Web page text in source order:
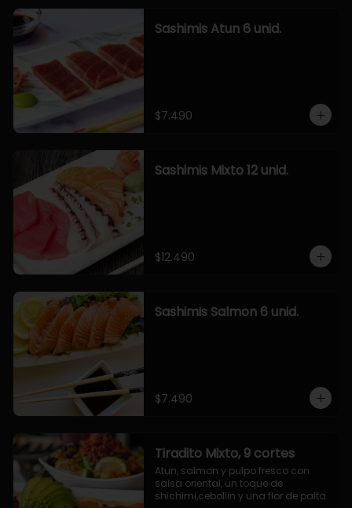
Sashimis Atun 6 unid.
$7.490
Sashimis Mixto 12 unid.
$12.490
Sashimis Salmon 6 unid.
$7.490
Tiradito Mixto, 9 cortes
Atun, salmon y pulpo fresco con
salsa oriental, un toque de
shichimi,cebollin y una flor de palta.